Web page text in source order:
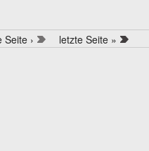
Seite › letzte Seite »